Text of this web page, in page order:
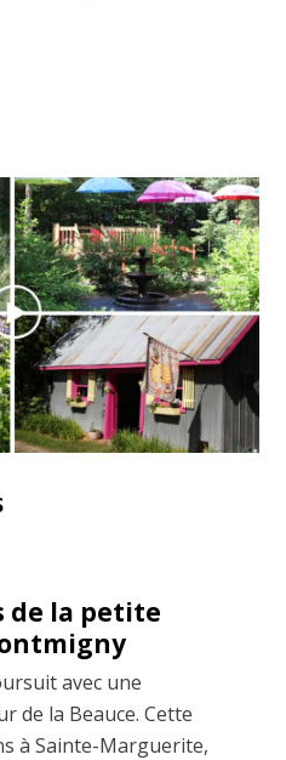
de la petite
avec une
de la Beauce. Cette
à Sainte-Marguerite,